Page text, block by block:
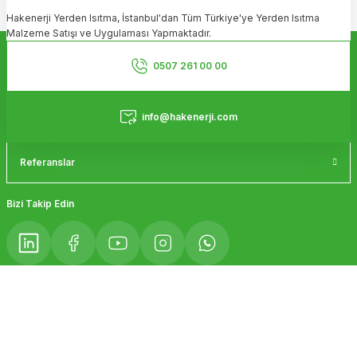
Ürün açıklamasında eksik bilgiler bulunuyor.
Ürün bilgilerinde hatalar bulunuyor.
Ürün fiyatı diğer sitelerden daha pahalı.
Bu ürüne benzer farklı alternatifler olmalı.
Hakenerji Yerden Isıtma, İstanbul'dan Tüm Türkiye'ye Yerden Isıtma
Malzeme Satışı ve Uygulaması Yapmaktadır.
0507 261 00 00
info@hakenerji.com
Referanslar
Bizi Takip Edin